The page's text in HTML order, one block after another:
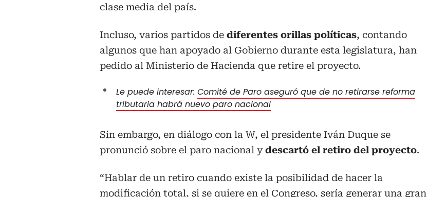
clase media del país.
Incluso, varios partidos de diferentes orillas políticas, contando
algunos que han apoyado al Gobierno durante esta legislatura, han
pedido al Ministerio de Hacienda que retire el proyecto.
Le puede interesar: Comité de Paro aseguró que de no retirarse reforma
tributaria habrá nuevo paro nacional
Sin embargo, en diálogo con la W, el presidente Iván Duque se
pronunció sobre el paro nacional ydescartó el retiro del proyecto.
“Hablar de un retiro cuando existe la posibilidad de hacer la
modificación total, si se quiere en el Congreso, sería generar una gran